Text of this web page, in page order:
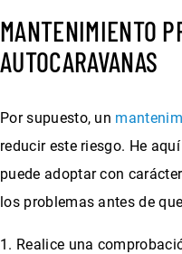
MANTENIMIENTO
AUTOCARAVANAS
Por supuesto, un
reducir este riesgo. He
puede adoptar con
los problemas antes de
1. Realice una